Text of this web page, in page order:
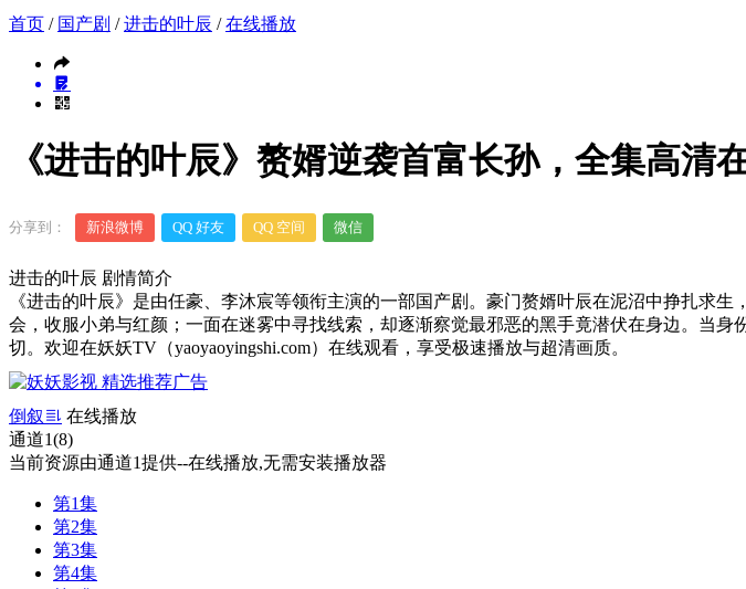
首页 / 国产剧 /进击的叶辰 /在线播放
《进击的叶辰》赘婿逆袭首富长孙，全集高清
分享到： 新浪微博 QQ 好友 QQ 空间 微信
进击的叶辰 剧情简介
《进击的叶辰》是由任豪、李沐宸等领衔主演的一部国产剧。豪门赘婿叶辰在泥沼中挣扎求
会，收服小弟与红颜；一面在迷雾中寻找线索，却逐渐察觉最邪恶的黑手竟潜伏在身边。当
切。欢迎在妖妖TV（yaoyaoyingshi.com）在线观看，享受极速播放与超清画质。
倒叙
在线播放
通道1(8)
当前资源由通道1提供--在线播放,无需安装播放器
第1集
第2集
第3集
第4集